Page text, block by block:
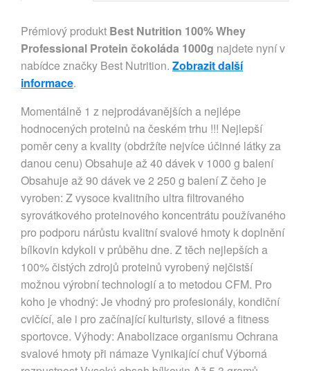
Prémiový produkt Best Nutrition 100% Whey
Professional Protein čokoláda 1000g najdete nyní v
nabídce značky Best Nutrition. Zobrazit další
informace.
Momentálně 1 z nejprodávanějších a nejlépe
hodnocených proteinů na českém trhu !!! Nejlepší
poměr ceny a kvality (obdržíte nejvíce účinné látky za
danou cenu) Obsahuje až 40 dávek v 1000 g balení
Obsahuje až 90 dávek ve 2 250 g balení Z čeho je
vyroben: Z vysoce kvalitního ultra filtrovaného
syrovátkového proteinového koncentrátu používaného
pro podporu nárůstu kvalitní svalové hmoty k doplnění
bílkovin kdykoli v průběhu dne. Z těch nejlepších a
100% čistých zdrojů proteinů vyrobený nejčistší
možnou výrobní technologií a to metodou CFM. Pro
koho je vhodný: Je vhodný pro profesionály, kondiční
cvičící, ale i pro začínající kulturisty, silové a fitness
sportovce. Výhody: Anabolizace organismu Ochrana
svalové hmoty při námaze Vynikající chuť Výborná